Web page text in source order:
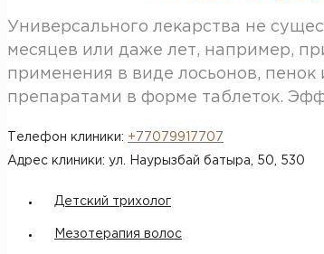
Универсального лекарства не
месяцев или даже лет, например,
применения в виде лосьонов,
препаратами в форме таблеток.
Телефон клиники: +77079917707
Адрес клиники: ул. Наурызбай батыра, 50​, 530
Детский трихолог
Мезотерапия волос